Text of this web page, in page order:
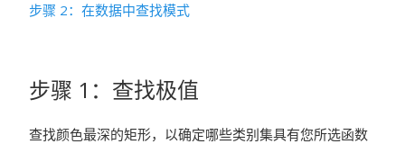
步骤 2：在数据中查找模式
步骤 1：查找极值
查找颜色最深的矩形，以确定哪些类别集具有您所选函数